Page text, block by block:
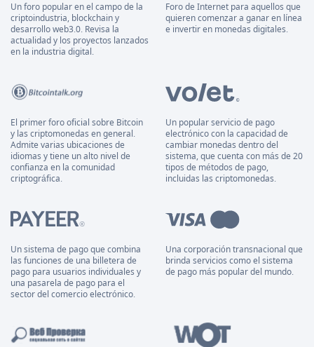
Un foro popular en el campo de la
criptoindustria, blockchain y
desarrollo web3.0. Revisa la
actualidad y los proyectos lanzados
en la industria digital.
Foro de Internet para aquellos que
quieren comenzar a ganar en línea
e invertir en monedas digitales.
El primer foro oficial sobre Bitcoin
y las criptomonedas en general.
Admite varias ubicaciones de
idiomas y tiene un alto nivel de
confianza en la comunidad
criptográfica.
Un popular servicio de pago
electrónico con la capacidad de
cambiar monedas dentro del
sistema, que cuenta con más de 20
tipos de métodos de pago,
incluidas las criptomonedas.
Un sistema de pago que combina
las funciones de una billetera de
pago para usuarios individuales y
una pasarela de pago para el
sector del comercio electrónico.
Una corporación transnacional que
brinda servicios como el sistema
de pago más popular del mundo.